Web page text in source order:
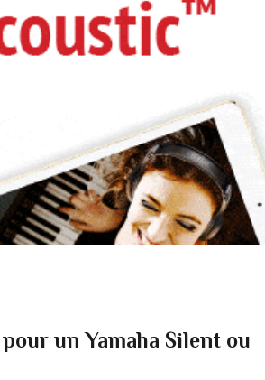
un Yamaha Silent ou